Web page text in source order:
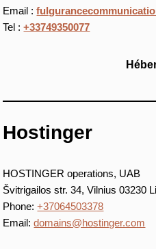
Email :
Tel :+33749350077
Hostinger
HOSTINGER operations, UAB
Švitrigailos str. 34, Vilnius 03230
Phone:+37064503378
Email:domains@hostinger.com